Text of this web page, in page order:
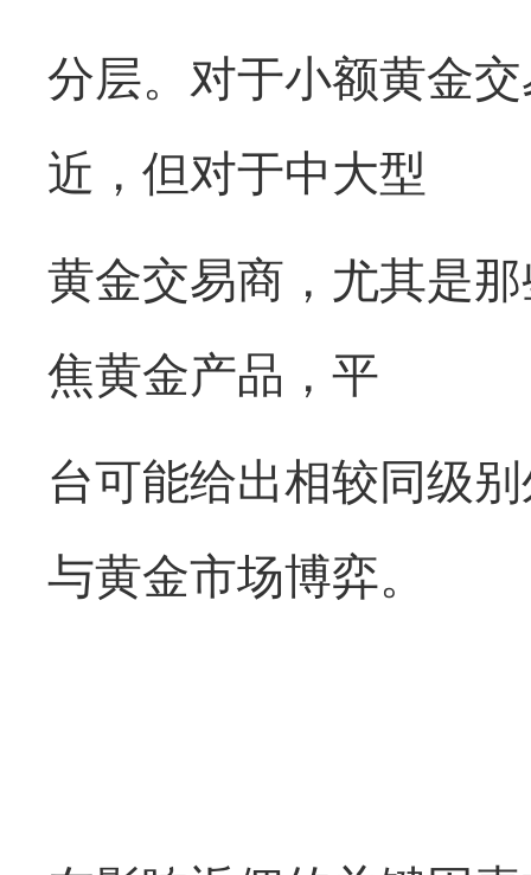
分层。对于小额黄金
近，但对于中大型
黄金交易商，尤其是
焦黄金产品，平
台可能给出相较同级
与黄金市场博弈。